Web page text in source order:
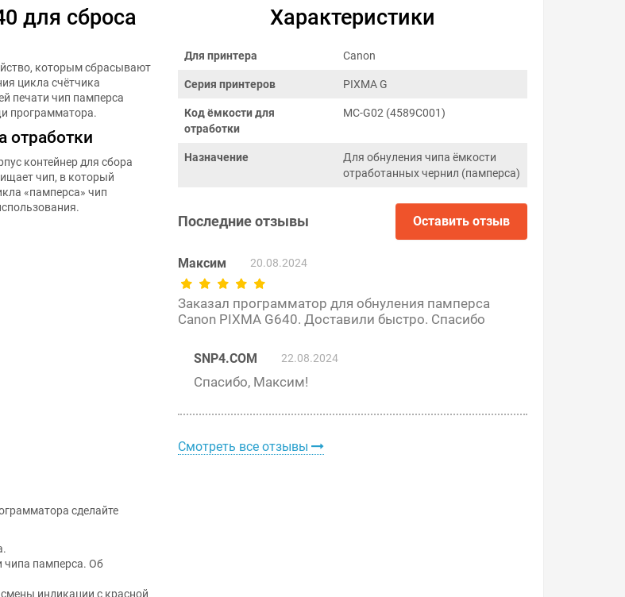
для сброса
которым сбрасывают
цикла счётчика
печати чип памперса
программатора.
отработки
контейнер для сбора
чип, в который
«памперса» чип
сделайте
чипа памперса. Об
индикации с красной
Характеристики
Для принтера Canon
Серия принтеров PIXMA G
Код ёмкости для
отработки
MC-G02 (4589C001)
Назначение
Для обнуления чипа ёмкости
отработанных чернил (памперса)
Последние отзывы Оставить отзыв
Максим 20.08.2024
Заказал программатор для обнуления памперса
Canon PIXMA G640. Доставили быстро. Спасибо
SNP4.COM 22.08.2024
Спасибо, Максим!
Смотреть все отзывы